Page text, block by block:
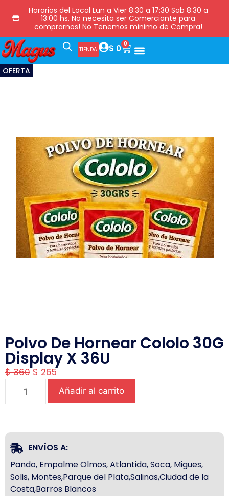
Horarios del Local Lun a Vier 8:30 a 17:30 Sab 8:30 a
13:00 hs. No necesita ser Comerciante para
comprarnos! No Tenemos minimo de Compra!
TIENDA $ 0 0
OFERTA
Polvo De Hornear Cololo 30G
Display X 36U
$360 $ 265
Añadir al carrito
ENVÍOS A:
Pando, Empalme Olmos, Atlantida, Soca, Migues,
Solis, Montes,Parque del Plata,Salinas,Ciudad de la
Costa,Barros Blancos